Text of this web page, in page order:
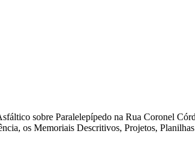
sobre Paralelepípedo na Rua Coronel
os Memoriais Descritivos, Projetos,